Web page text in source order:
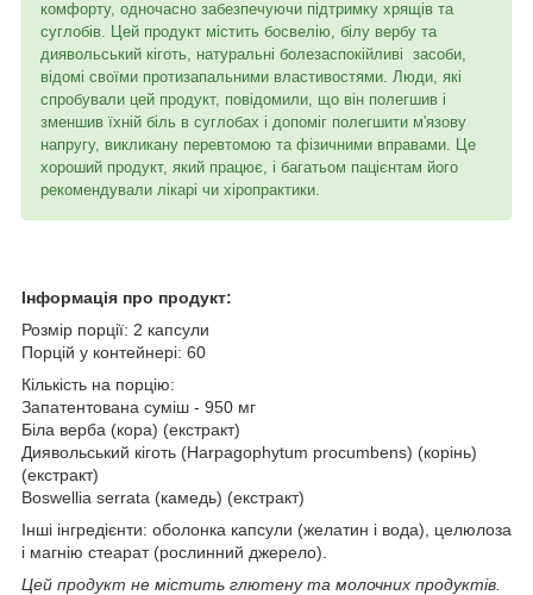
комфорту, одночасно забезпечуючи підтримку хрящів та
суглобів. Цей продукт містить босвелію, білу вербу та
диявольський кіготь, натуральні болезаспокійливі засоби,
відомі своїми протизапальними властивостями. Люди, які
спробували цей продукт, повідомили, що він полегшив і
зменшив їхній біль в суглобах і допоміг полегшити м'язову
напругу, викликану перевтомою та фізичними вправами. Це
хороший продукт, який працює, і багатьом пацієнтам його
рекомендували лікарі чи хіропрактики.
Інформація про продукт:
Розмір порції: 2 капсули
Порцій у контейнері: 60
Кількість на порцію:
Запатентована суміш - 950 мг
Біла верба (кора) (екстракт)
Диявольський кіготь (Harpagophytum procumbens) (корінь)
(екстракт)
Boswellia serrata (камедь) (екстракт)
Інші інгредієнти: оболонка капсули (желатин і вода), целюлоза
і магнію стеарат (рослинний джерело).
Цей продукт не містить глютену та молочних продуктів.